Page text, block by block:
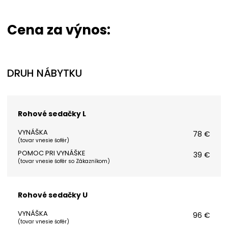
Cena za výnos:
DRUH NÁBYTKU
Rohové sedačky L
VYNÁŠKA
(tovar vnesie šofér)
78 €
POMOC PRI VYNÁŠKE
(tovar vnesie šofér so Zákazníkom)
39 €
Rohové sedačky U
VYNÁŠKA
(tovar vnesie šofér)
96 €